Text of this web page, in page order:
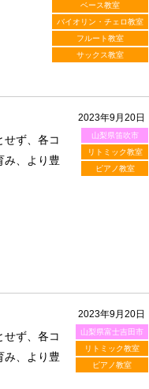
ベース教室
バイオリン・チェロ教室
フルート教室
サックス教室
2023年9月20日
山梨県笛吹市
リトミック教室
ピアノ教室
せず、各コ
み、より豊
2023年9月20日
山梨県富士吉田市
リトミック教室
ピアノ教室
せず、各コ
み、より豊